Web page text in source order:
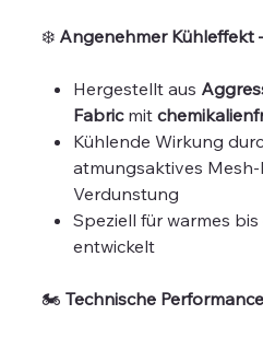
❄️ Angenehmer Kühleffekt
Hergestellt aus
Fabricmit
Kühlende Wirkung
atmungsaktives
Verdunstung
Speziell für warmes
entwickelt
🏍️Technische